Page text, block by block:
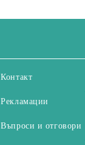
Контакт
Рекламации
Въпроси и отговори